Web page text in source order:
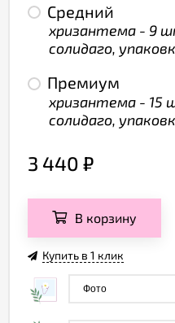
Средний
хризантема - 9
солидаго,
Премиум
хризантема - 15
солидаго,
3 440 ₽
В корзину
Купить в 1 клик